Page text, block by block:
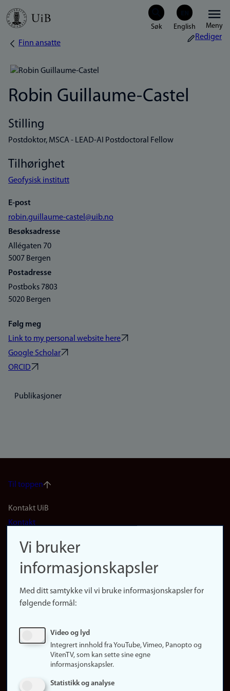
Hopp
Meny
Navigasjonssti
Finn ansatte
Rediger
Robin Guillaume-Castel
Stilling
Postdoktor, MSCA - LEAD-AI Postdoctoral Fellow
Tilhørighet
Geofysisk institutt
E-post
robin.guillaume-castel@uib.no
Besøksadresse
Allégaten 70
5007 Bergen
Postadresse
Postboks 7803
5020 Bergen
Følg meg
Link to my personal website here
Google Scholar
ORCID
Publikasjoner
Til toppen
Footer
(no)
Kontakt UiB
Kontakt
Finn forsker
Presse
Finn studier
Ledige stillinger
Vi bruker
informasjonskapsler
Med ditt samtykke vil vi bruke informasjonskapsler for
følgende formål:
Video og lyd
Integrert innhold fra YouTube, Vimeo, Panopto og
VitenTV, som kan sette sine egne
informasjonskapsler.
Statistikk og analyse